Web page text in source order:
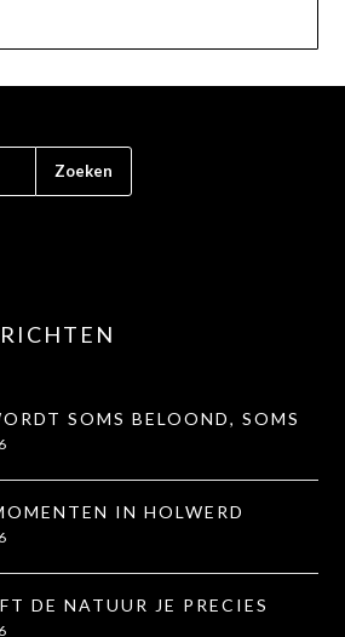
SOMS BELOOND, SOMS
IN HOLWERD
DE NATUUR JE PRECIES
HEBT